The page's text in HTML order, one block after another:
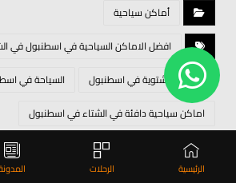
أماكن سياحية
افضل الاماكن السياحية في اسطنبول في
السياحة الشتوية في اسطنبول
السياحة في
اماكن سياحية دافئة في الشتاء في اسطنبول
اماكن سياحية في الشتاء اسطنبول
شركة
الرئيسية الرحلات